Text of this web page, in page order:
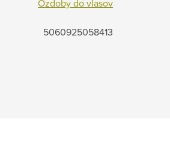
Ozdoby do vlasov
5060925058413